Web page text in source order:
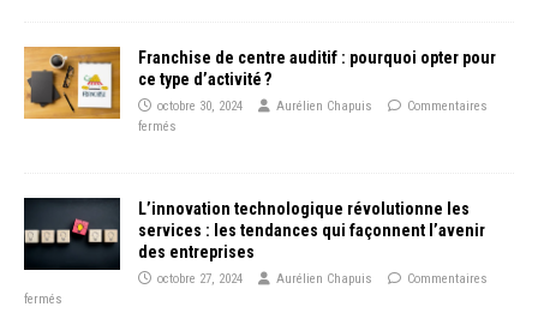
Franchise de centre auditif : pourquoi opter pour
ce type d’activité ?
octobre 30, 2024 Aurélien Chapuis
Commentaires
fermés
L’innovation technologique révolutionne les
services : les tendances qui façonnent l’avenir
des entreprises
octobre 27, 2024 Aurélien Chapuis
Commentaires
fermés